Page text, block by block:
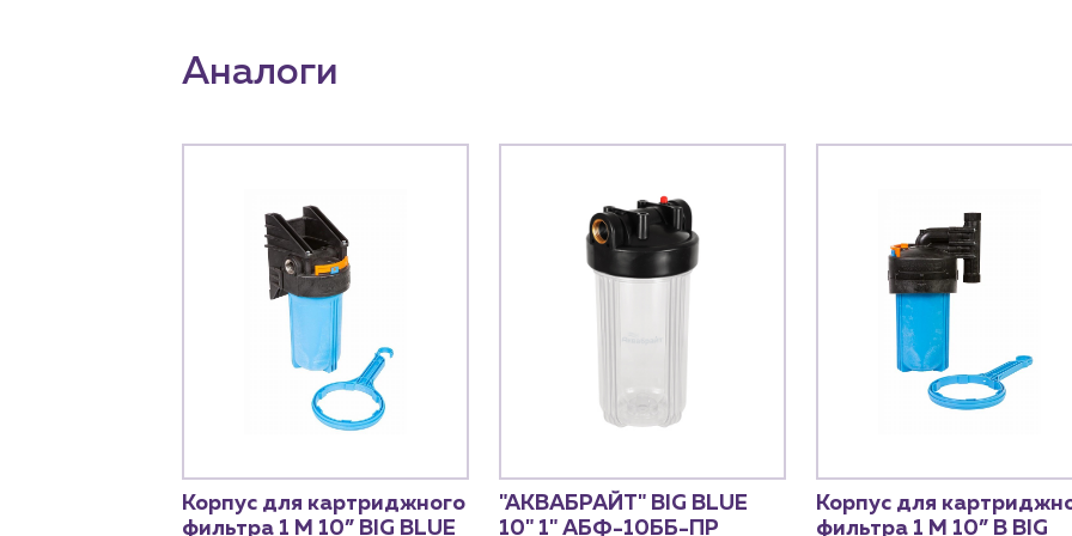
Аналоги
Корпус для картриджного
фильтра 1 М 10” BIG BLUE
"АКВАБРАЙТ" BIG BLUE
10" 1" АБФ-10ББ-ПР
Корпус для
фильтра 1 М 10” В BIG